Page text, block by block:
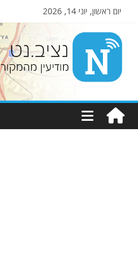
יום ראשון, יוני 14, 2026
Nziv.net
מודיעין
מהמקורות